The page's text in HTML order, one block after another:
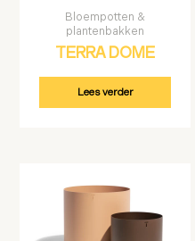
Bloempotten &
plantenbakken
TERRA DOME
Lees verder